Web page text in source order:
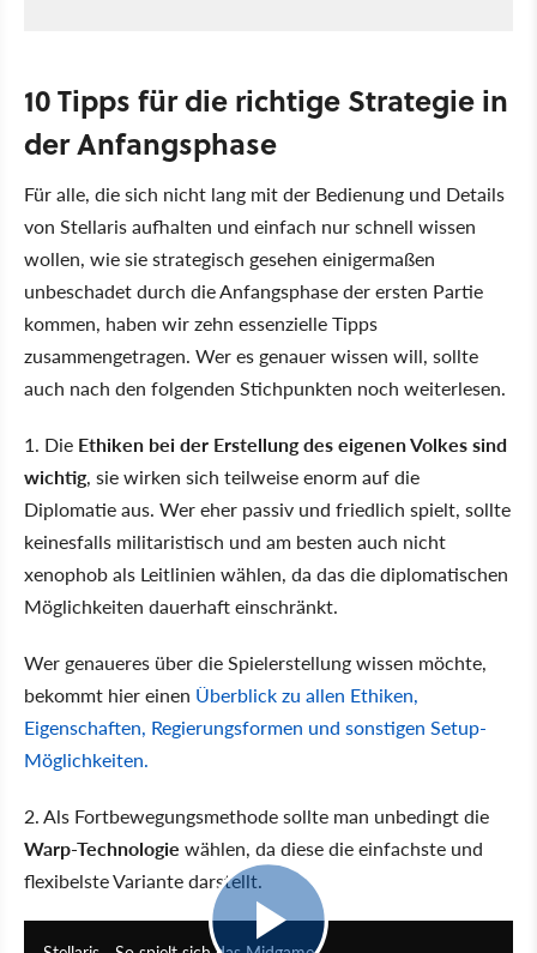
10 Tipps für die richtige Strategie in
der Anfangsphase
Für alle, die sich nicht lang mit der Bedienung und Details
von Stellaris aufhalten und einfach nur schnell wissen
wollen, wie sie strategisch gesehen einigermaßen
unbeschadet durch die Anfangsphase der ersten Partie
kommen, haben wir zehn essenzielle Tipps
zusammengetragen. Wer es genauer wissen will, sollte
auch nach den folgenden Stichpunkten noch weiterlesen.
1. Die Ethiken bei der Erstellung des eigenen Volkes sind
wichtig, sie wirken sich teilweise enorm auf die
Diplomatie aus. Wer eher passiv und friedlich spielt, sollte
keinesfalls militaristisch und am besten auch nicht
xenophob als Leitlinien wählen, da das die diplomatischen
Möglichkeiten dauerhaft einschränkt.
Wer genaueres über die Spielerstellung wissen möchte,
bekommt hier einen Überblick zu allen Ethiken,
Eigenschaften, Regierungsformen und sonstigen Setup-
Möglichkeiten.
2. Als Fortbewegungsmethode sollte man unbedingt die
Warp-Technologie wählen, da diese die einfachste und
flexibelste Variante darstellt.